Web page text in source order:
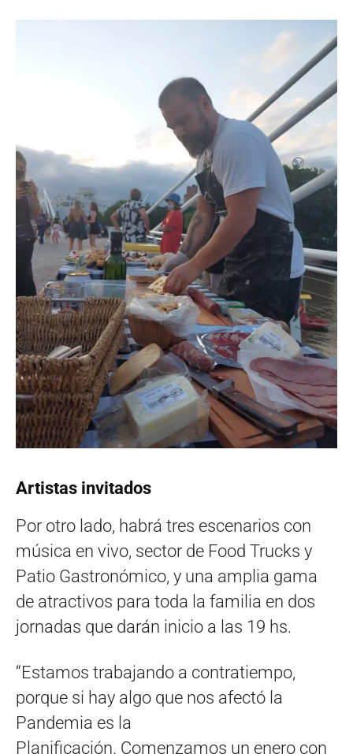
Artistas invitados
Por otro lado, habrá tres escenarios con
música en vivo, sector de Food Trucks y
Patio Gastronómico, y una amplia gama
de atractivos para toda la familia en dos
jornadas que darán inicio a las 19 hs.
“Estamos trabajando a contratiempo,
porque si hay algo que nos afectó la
Pandemia es la
Planificación. Comenzamos un enero con